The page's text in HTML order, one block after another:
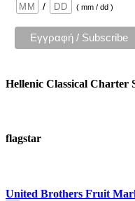
/
( mm / dd )
Hellenic Classical Charter
flagstar
United Brothers Fruit